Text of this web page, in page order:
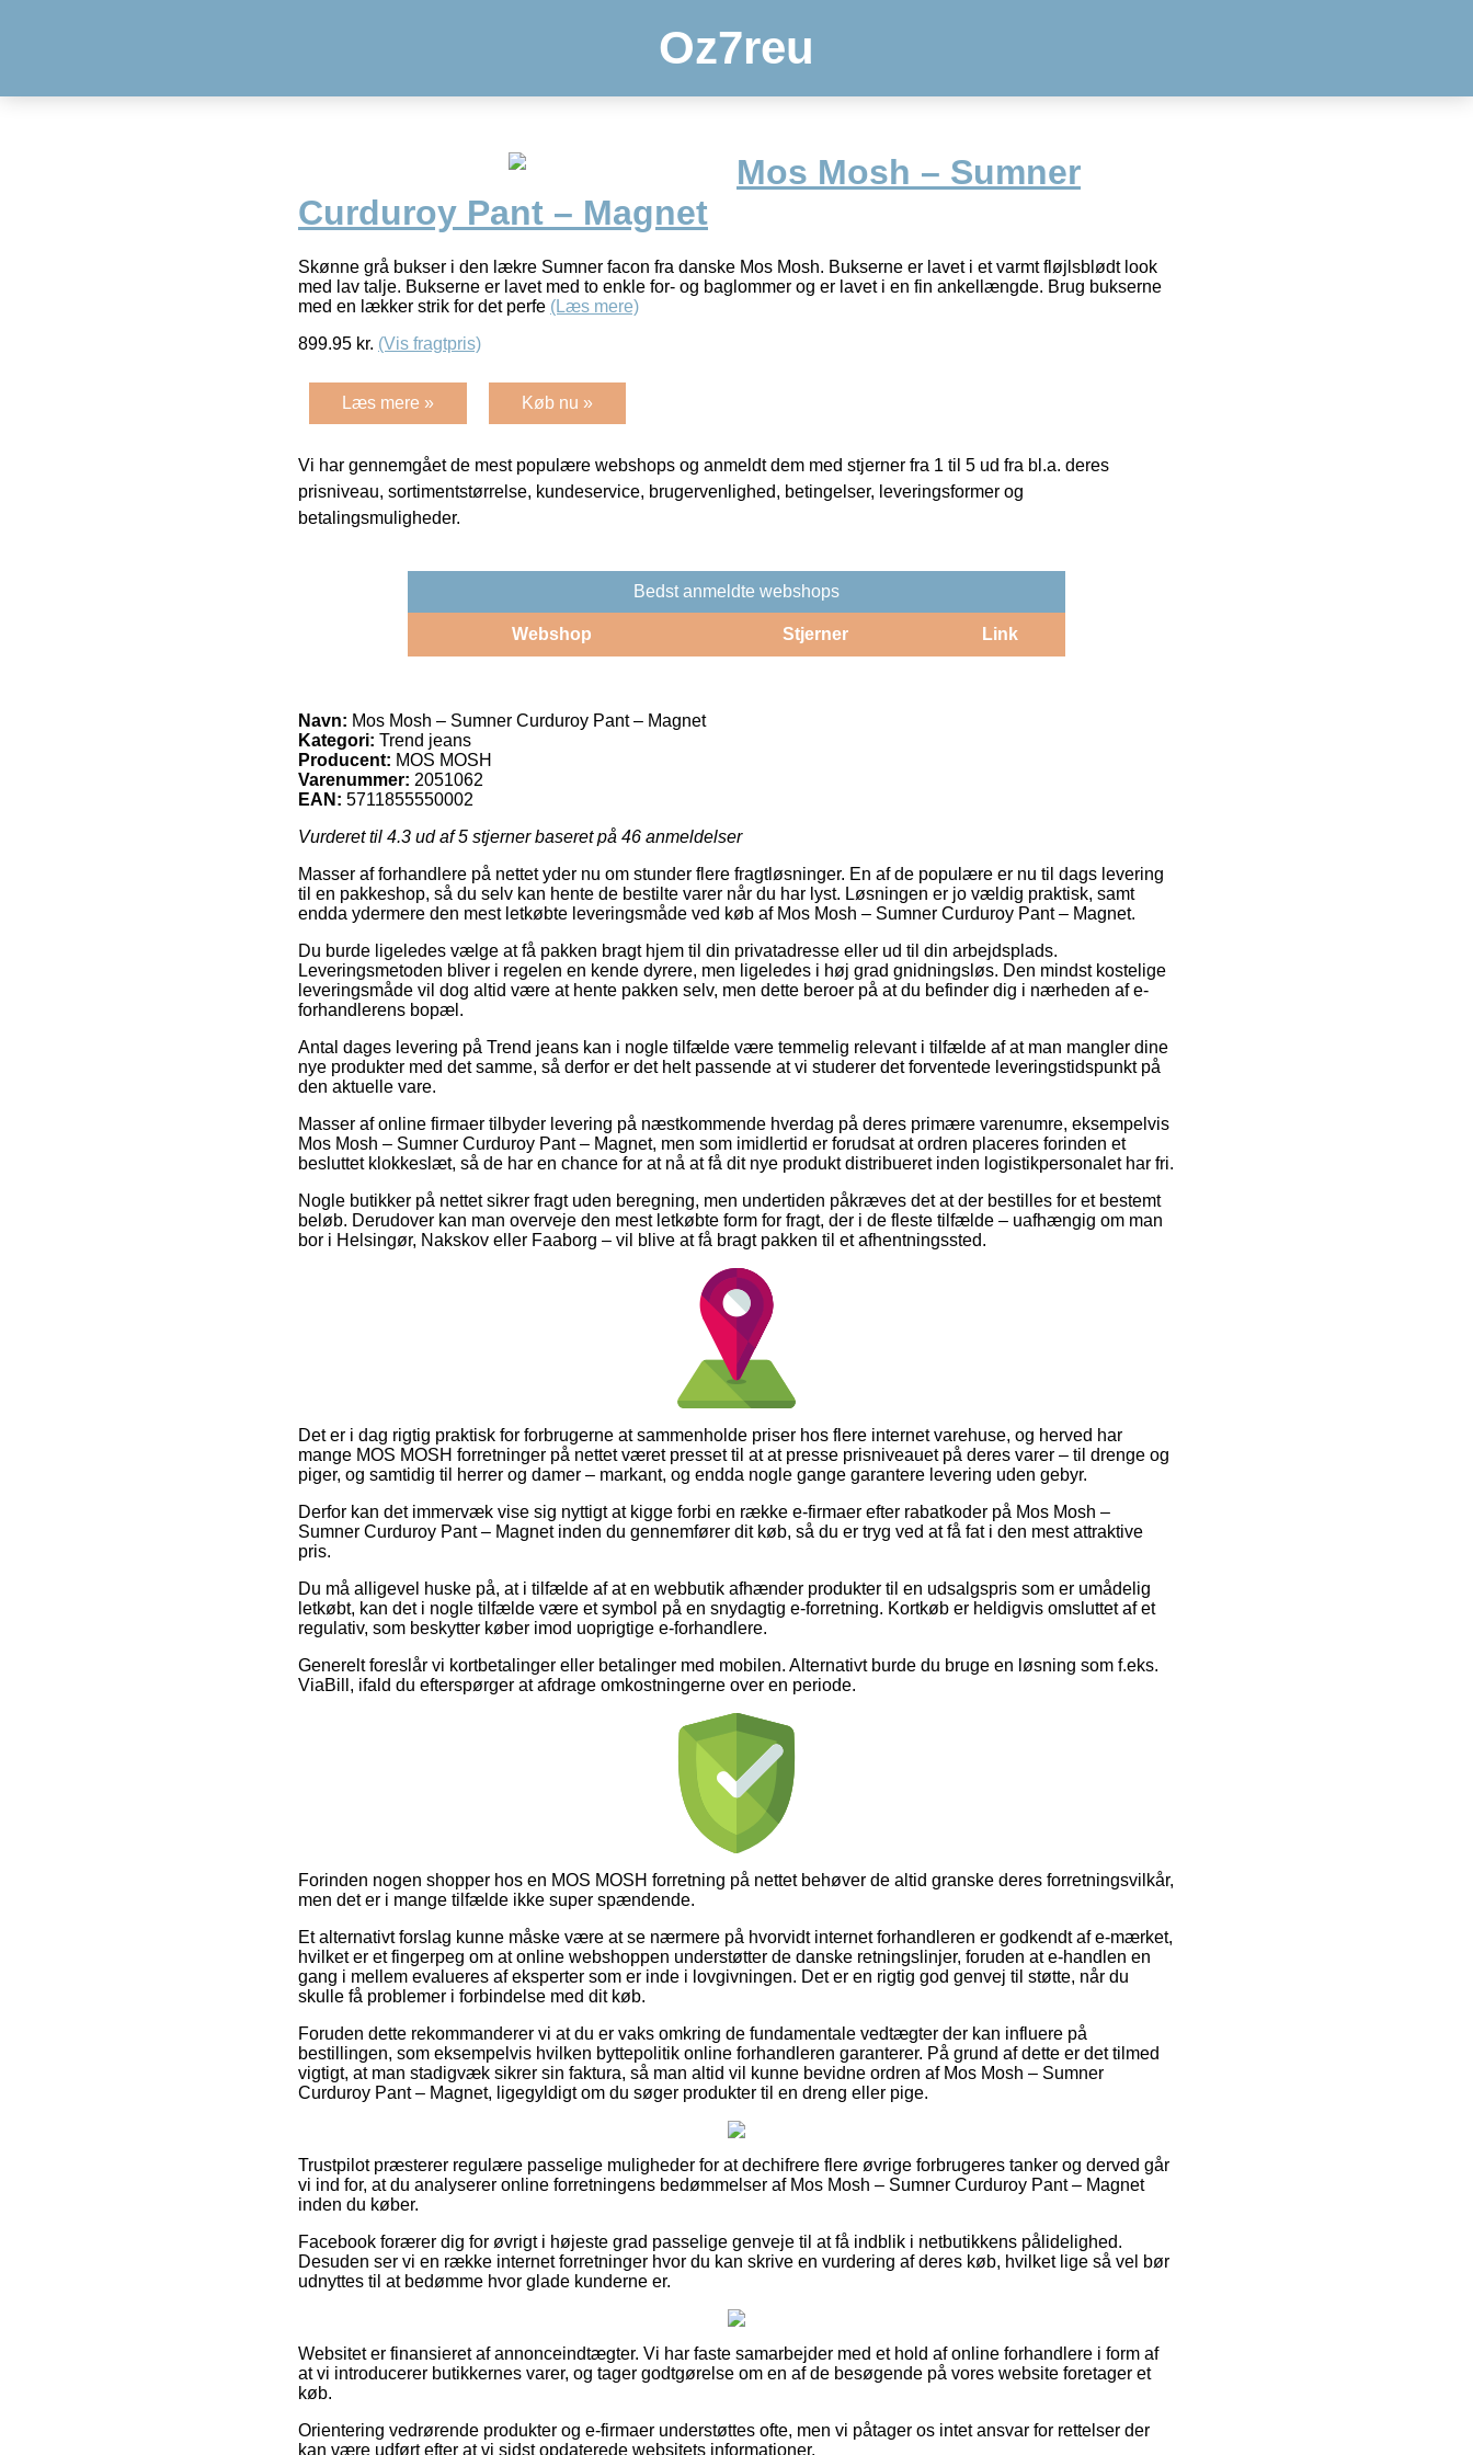
Oz7reu
Mos Mosh – Sumner
Curduroy Pant – Magnet
Skønne grå bukser i den lækre Sumner facon fra danske Mos Mosh. Bukserne er lavet i et varmt fløjlsblødt look
med lav talje. Bukserne er lavet med to enkle for- og baglommer og er lavet i en fin ankellængde. Brug bukserne
med en lækker strik for det perfe (Læs mere)
899.95 kr. (Vis fragtpris)
Læs mere » Køb nu »
Vi har gennemgået de mest populære webshops og anmeldt dem med stjerner fra 1 til 5 ud fra bl.a. deres
prisniveau, sortimentstørrelse, kundeservice, brugervenlighed, betingelser, leveringsformer og
betalingsmuligheder.
Bedst anmeldte webshops
Webshop Stjerner Link
Navn: Mos Mosh – Sumner Curduroy Pant – Magnet
Kategori: Trend jeans
Producent: MOS MOSH
Varenummer: 2051062
EAN: 5711855550002
Vurderet til 4.3 ud af 5 stjerner baseret på 46 anmeldelser
Masser af forhandlere på nettet yder nu om stunder flere fragtløsninger. En af de populære er nu til dags levering
til en pakkeshop, så du selv kan hente de bestilte varer når du har lyst. Løsningen er jo vældig praktisk, samt
endda ydermere den mest letkøbte leveringsmåde ved køb af Mos Mosh – Sumner Curduroy Pant – Magnet.
Du burde ligeledes vælge at få pakken bragt hjem til din privatadresse eller ud til din arbejdsplads.
Leveringsmetoden bliver i regelen en kende dyrere, men ligeledes i høj grad gnidningsløs. Den mindst kostelige
leveringsmåde vil dog altid være at hente pakken selv, men dette beroer på at du befinder dig i nærheden af e-
forhandlerens bopæl.
Antal dages levering på Trend jeans kan i nogle tilfælde være temmelig relevant i tilfælde af at man mangler dine
nye produkter med det samme, så derfor er det helt passende at vi studerer det forventede leveringstidspunkt på
den aktuelle vare.
Masser af online firmaer tilbyder levering på næstkommende hverdag på deres primære varenumre, eksempelvis
Mos Mosh – Sumner Curduroy Pant – Magnet, men som imidlertid er forudsat at ordren placeres forinden et
besluttet klokkeslæt, så de har en chance for at nå at få dit nye produkt distribueret inden logistikpersonalet har fri.
Nogle butikker på nettet sikrer fragt uden beregning, men undertiden påkræves det at der bestilles for et bestemt
beløb. Derudover kan man overveje den mest letkøbte form for fragt, der i de fleste tilfælde – uafhængig om man
bor i Helsingør, Nakskov eller Faaborg – vil blive at få bragt pakken til et afhentningssted.
Det er i dag rigtig praktisk for forbrugerne at sammenholde priser hos flere internet varehuse, og herved har
mange MOS MOSH forretninger på nettet været presset til at at presse prisniveauet på deres varer – til drenge og
piger, og samtidig til herrer og damer – markant, og endda nogle gange garantere levering uden gebyr.
Derfor kan det immervæk vise sig nyttigt at kigge forbi en række e-firmaer efter rabatkoder på Mos Mosh –
Sumner Curduroy Pant – Magnet inden du gennemfører dit køb, så du er tryg ved at få fat i den mest attraktive
pris.
Du må alligevel huske på, at i tilfælde af at en webbutik afhænder produkter til en udsalgspris som er umådelig
letkøbt, kan det i nogle tilfælde være et symbol på en snydagtig e-forretning. Kortkøb er heldigvis omsluttet af et
regulativ, som beskytter køber imod uoprigtige e-forhandlere.
Generelt foreslår vi kortbetalinger eller betalinger med mobilen. Alternativt burde du bruge en løsning som f.eks.
ViaBill, ifald du efterspørger at afdrage omkostningerne over en periode.
Forinden nogen shopper hos en MOS MOSH forretning på nettet behøver de altid granske deres forretningsvilkår,
men det er i mange tilfælde ikke super spændende.
Et alternativt forslag kunne måske være at se nærmere på hvorvidt internet forhandleren er godkendt af e-mærket,
hvilket er et fingerpeg om at online webshoppen understøtter de danske retningslinjer, foruden at e-handlen en
gang i mellem evalueres af eksperter som er inde i lovgivningen. Det er en rigtig god genvej til støtte, når du
skulle få problemer i forbindelse med dit køb.
Foruden dette rekommanderer vi at du er vaks omkring de fundamentale vedtægter der kan influere på
bestillingen, som eksempelvis hvilken byttepolitik online forhandleren garanterer. På grund af dette er det tilmed
vigtigt, at man stadigvæk sikrer sin faktura, så man altid vil kunne bevidne ordren af Mos Mosh – Sumner
Curduroy Pant – Magnet, ligegyldigt om du søger produkter til en dreng eller pige.
Trustpilot præsterer regulære passelige muligheder for at dechifrere flere øvrige forbrugeres tanker og derved går
vi ind for, at du analyserer online forretningens bedømmelser af Mos Mosh – Sumner Curduroy Pant – Magnet
inden du køber.
Facebook forærer dig for øvrigt i højeste grad passelige genveje til at få indblik i netbutikkens pålidelighed.
Desuden ser vi en række internet forretninger hvor du kan skrive en vurdering af deres køb, hvilket lige så vel bør
udnyttes til at bedømme hvor glade kunderne er.
Websitet er finansieret af annonceindtægter. Vi har faste samarbejder med et hold af online forhandlere i form af
at vi introducerer butikkernes varer, og tager godtgørelse om en af de besøgende på vores website foretager et
køb.
Orientering vedrørende produkter og e-firmaer understøttes ofte, men vi påtager os intet ansvar for rettelser der
kan være udført efter at vi sidst opdaterede websitets informationer.